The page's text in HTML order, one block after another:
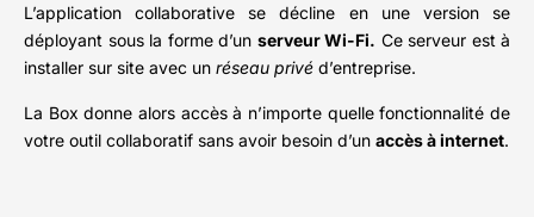
L’application collaborative se décline en une version se
déployant sous la forme d’un serveur Wi-Fi. Ce serveur est à
installer sur site avec un réseau privé d’entreprise.
La Box donne alors accès à n’importe quelle fonctionnalité de
votre outil collaboratif sans avoir besoin d’un accès à internet.